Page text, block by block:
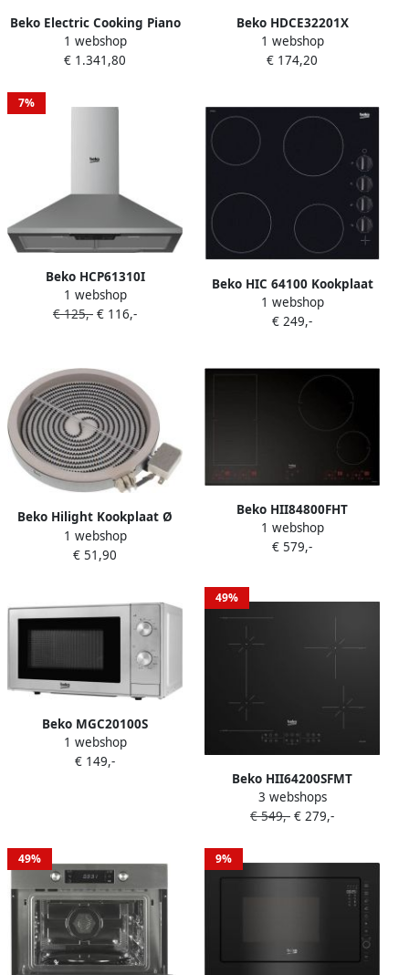
Beko Electric Cooking Piano
6 Gas + 1 WOK 100 cm
PF335325DB
1 webshop
€ 1.341,80
Beko HDCE32201X
elektrische kookplaten
Roestvrijstaal
1 webshop
€ 174,20
7%
Beko HCP61310I
afzuigkappen Roestvrijstaal
1 webshop
€ 125,- € 116,-
Beko HIC 64100 Kookplaat
vitrokeramisch |
Inductiekookplaten |
1 webshop
€ 249,-
Beko Hilight Kookplaat Ø
180m 1800w Csm67000gw
162926005
1 webshop
€ 51,90
Beko HII84800FHT
Elektrische
inductiekookplaat 77cm
1 webshop
€ 579,-
Beko MGC20100S
Magnetron Zilver
1 webshop
€ 149,-
49%
Beko HII64200SFMT
kookplaat Zwart
Ingebouwd 59 cm
3 webshops
€ 549,- € 279,-
49% 9%